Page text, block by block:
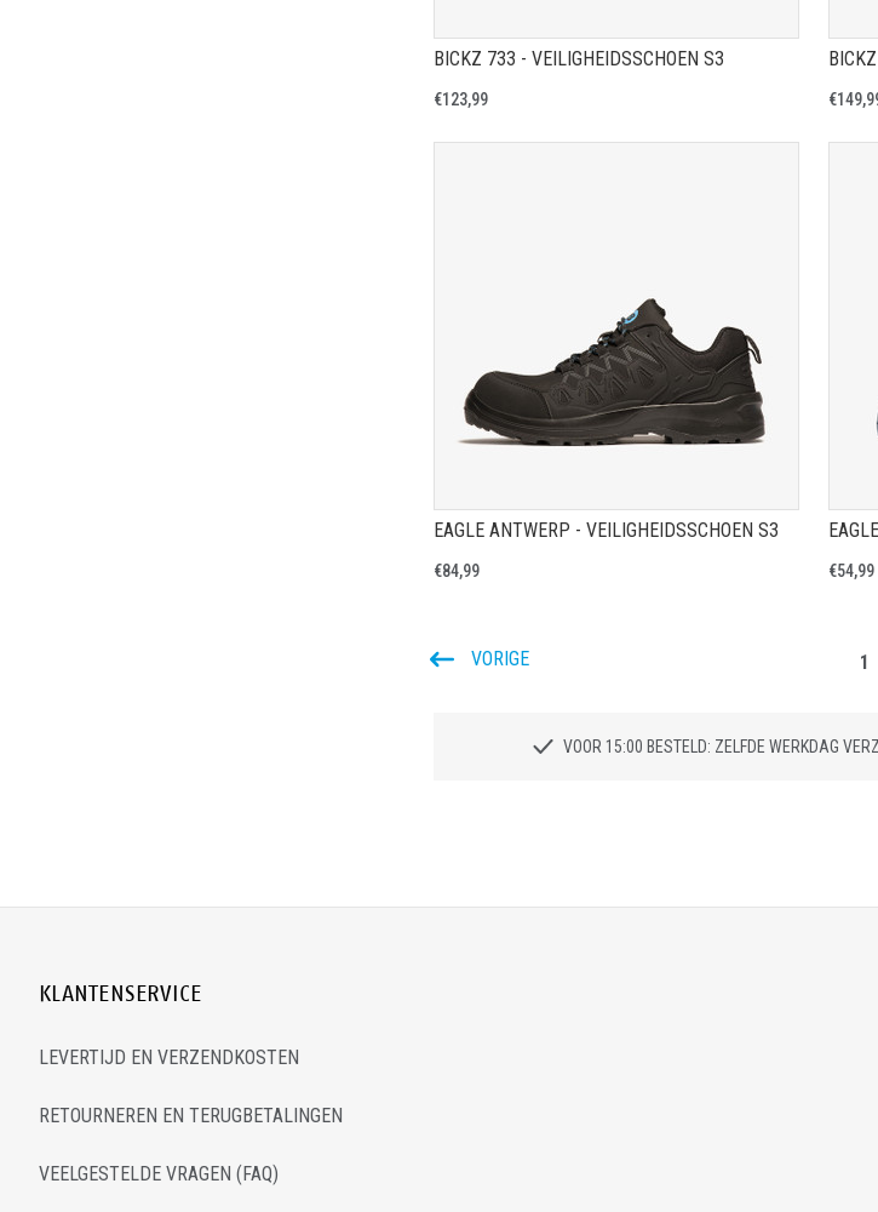
BICKZ 733 - VEILIGHEIDSSCHOEN S3
€123,99
TOON PRODUCTPAGINA
EAGLE ANTWERP - VEILIGHEIDSSCHOEN S3
€84,99 €54,99
VORIGE 1
VOOR 15:00 BESTELD: ZELFDE WERKDAG
KLANTENSERVICE
LEVERTIJD EN VERZENDKOSTEN
RETOURNEREN EN TERUGBETALINGEN
VEELGESTELDE VRAGEN (FAQ)